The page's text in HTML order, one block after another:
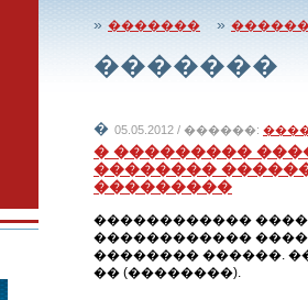
» ������� »
�������
� 05.05.2012 / ������:
� ���������
��������
���������
������������
������������
�������� ������.
�� (��������).